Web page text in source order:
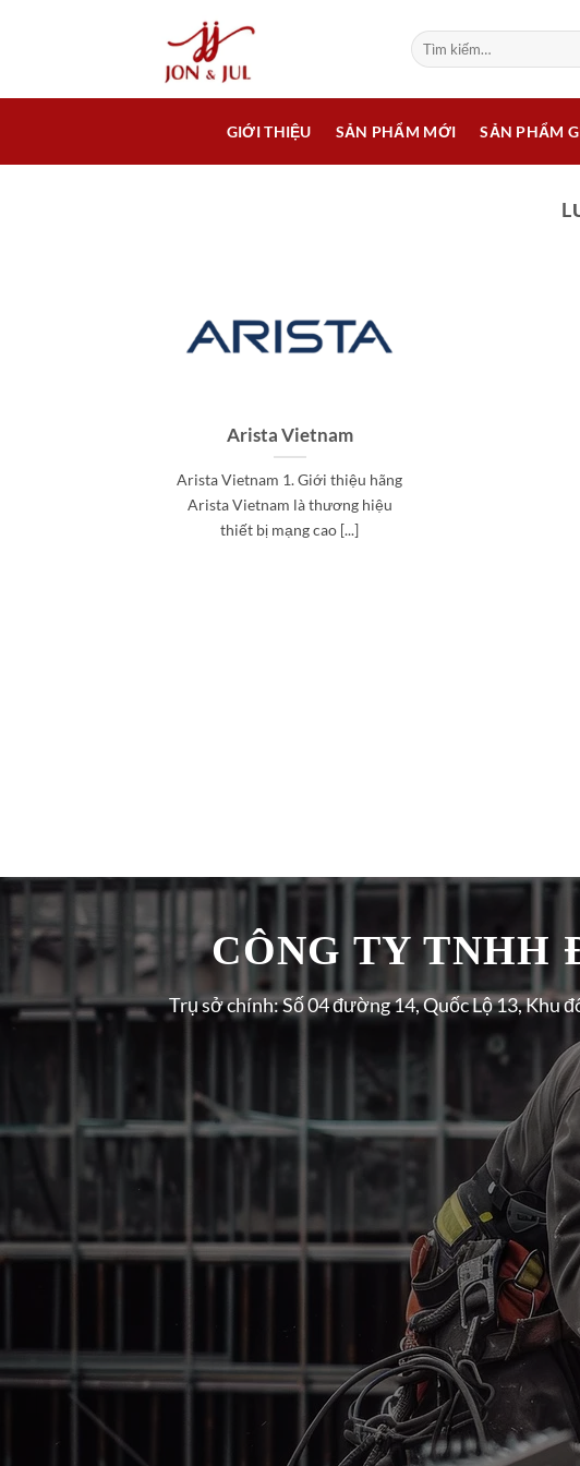
dung
Tìm
kiếm:
GIỚI THIỆU SẢN PHẨM MỚI SẢN PHẨM
Arista Vietnam
Arista Vietnam 1. Giới thiệu hãng
Arista Vietnam là thương hiệu
thiết bị mạng cao [...]
CÔNG TY TNHH
Trụ sở chính: Số 04 đường 14, Quốc Lộ 13, Khu